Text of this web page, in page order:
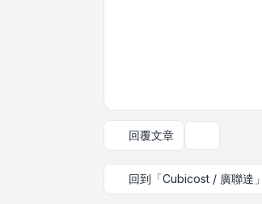
回覆文章
回到「Cubicost / 廣聯達」